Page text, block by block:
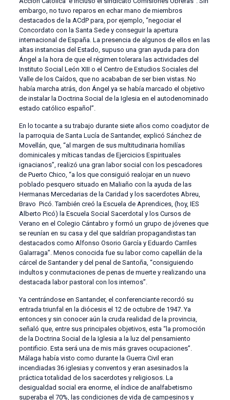
embargo, no tuvo reparos en echar mano de miembros
destacados de la ACdP para, por ejemplo, “negociar el
Concordato con la Santa Sede y conseguir la apertura
internacional de España. La presencia de algunos de ellos en las
altas instancias del Estado, supuso una gran ayuda para don
Ángel a la hora de que el régimen tolerara las actividades del
Instituto Social León XIII o el Centro de Estudios Sociales del
Valle de los Caídos, que no acababan de ser bien vistas. No
había marcha atrás, don Ángel ya se había marcado el objetivo
de instalar la Doctrina Social de la Iglesia en el autodenominado
estado católico español”.
En lo tocante a su trabajo durante siete años como coadjutor de
la parroquia de Santa Lucía de Santander, explicó Sánchez de
Movellán, que, “al margen de sus multitudinaria homilías
dominicales y míticas tandas de Ejercicios Espirituales
ignacianos”, realizó una gran labor social con los pescadores
de Puerto Chico, “a los que consiguió realojar en un nuevo
poblado pesquero situado en Maliaño con la ayuda de las
Hermanas Mercedarias de la Caridad y los sacerdotes Abreu,
Bravo Picó. También creó la Escuela de Aprendices, (hoy, IES
Alberto Picó) la Escuela Social Sacerdotal y los Cursos de
Verano en el Colegio Cántabro y formó un grupo de jóvenes que
se reunían en su casa y del que saldrían propagandistas tan
destacados como Alfonso Osorio García y Eduardo Carriles
Galarraga”. Menos conocida fue su labor como capellán de la
cárcel de Santander y del penal de Santoña, “consiguiendo
indultos y conmutaciones de penas de muerte y realizando una
destacada labor pastoral con los internos”.
Ya centrándose en Santander, el conferenciante recordó su
entrada triunfal en la diócesis el 12 de octubre de 1947. Ya
entonces y sin conocer aún la cruda realidad de la provincia,
señaló que, entre sus principales objetivos, esta “la promoción
de la Doctrina Social de la Iglesia a la luz del pensamiento
pontificio. Esta será una de mis más graves ocupaciones”.
Málaga había visto como durante la Guerra Civil eran
incendiadas 36 iglesias y conventos y eran asesinados la
práctica totalidad de los sacerdotes y religiosos. La
desigualdad social era enorme, el índice de analfabetismo
superaba el 70%, las condiciones de vida de campesinos y